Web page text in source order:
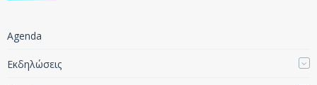
Agenda
Εκδηλώσεις